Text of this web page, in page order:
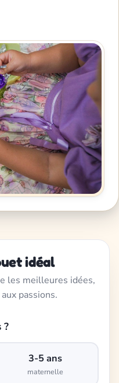
idéal
les meilleures idées,
passions.
?
3-5 ans
maternelle